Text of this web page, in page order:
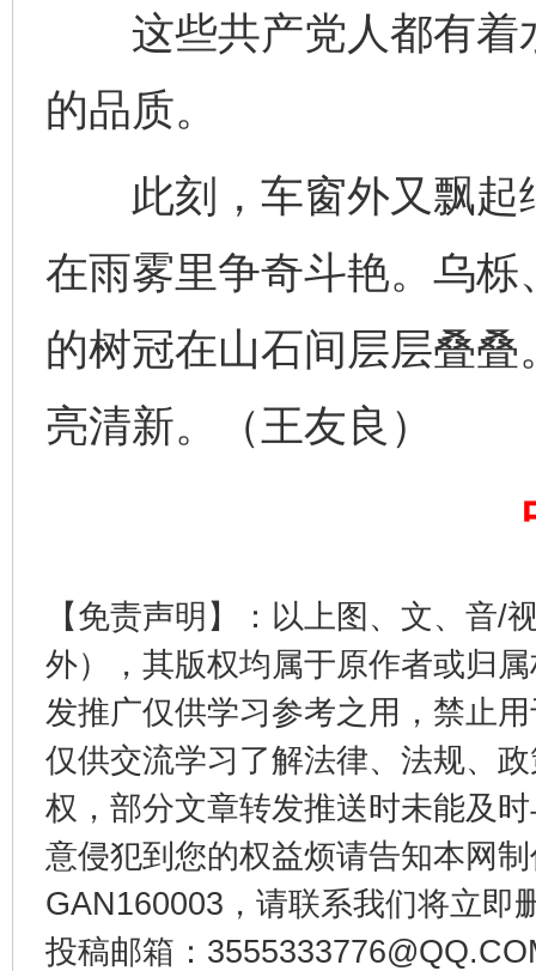
这些共产党人都有着
的品质。
此刻，车窗外又飘起
在雨雾里争奇斗艳。乌
的树冠在山石间层层叠
亮清新。（王友良）
【免责声明】：以上图、文、音/
外），其版权均属于原作者或归
发推广仅供学习参考之用，禁止
仅供交流学习了解法律、法规、
权，部分文章转发推送时未能及
意侵犯到您的权益烦请告知本网
GAN160003，请联系我们将立即
投稿邮箱：
东山县通报“牛蛙产品抗生素超标问题” 法